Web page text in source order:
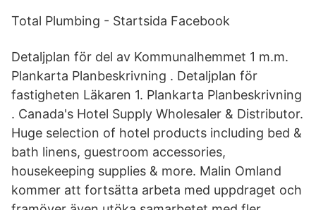
Total Plumbing - Startsida Facebook
Detaljplan för del av Kommunalhemmet 1 m.m.
Plankarta Planbeskrivning . Detaljplan för
fastigheten Läkaren 1. Plankarta Planbeskrivning
. Canada's Hotel Supply Wholesaler & Distributor.
Huge selection of hotel products including bed &
bath linens, guestroom accessories,
housekeeping supplies & more. Malin Omland
kommer att fortsätta arbeta med uppdraget och